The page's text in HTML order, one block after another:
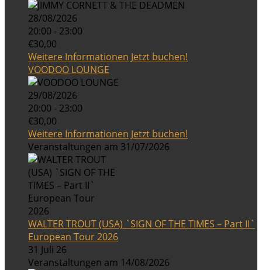
28/08/2026
20:00 - 23:00
€30,00
Weitere Informationen Jetzt buchen!
VOODOO LOUNGE
29/08/2026
20:00 - 23:00
€30,00
Weitere Informationen Jetzt buchen!
Veranstaltungen am 31/07/2026
WALTER TROUT (USA) `SIGN OF THE TIMES – Part II`
European Tour 2026
31 Juli 26
Veranstaltungen am 14/08/2026